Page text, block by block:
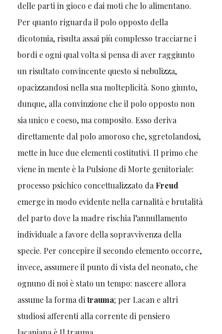
delle parti in gioco e dai moti che lo alimentano.
Per quanto riguarda il polo opposto della
dicotomia, risulta assai più complesso tracciarne i
bordi e ogni qual volta si pensa di aver raggiunto
un risultato convincente questo si nebulizza,
opacizzandosi nella sua molteplicità. Sono giunto,
dunque, alla convinzione che il polo opposto non
sia unico e coeso, ma composito. Esso deriva
direttamente dal polo amoroso che, sgretolandosi,
mette in luce due elementi costitutivi. Il primo che
viene in mente è la Pulsione di Morte genitoriale:
processo psichico concettualizzato daFreud
emerge in modo evidente nella carnalità e brutalità
del parto dove la madre rischia l’annullamento
individuale a favore della sopravvivenza della
specie. Per concepire il secondo elemento occorre,
invece, assumere il punto di vista del neonato, che
ognuno di noi è stato un tempo: nascere allora
assume la forma ditrauma; per Lacan e altri
studiosi afferenti alla corrente di pensiero